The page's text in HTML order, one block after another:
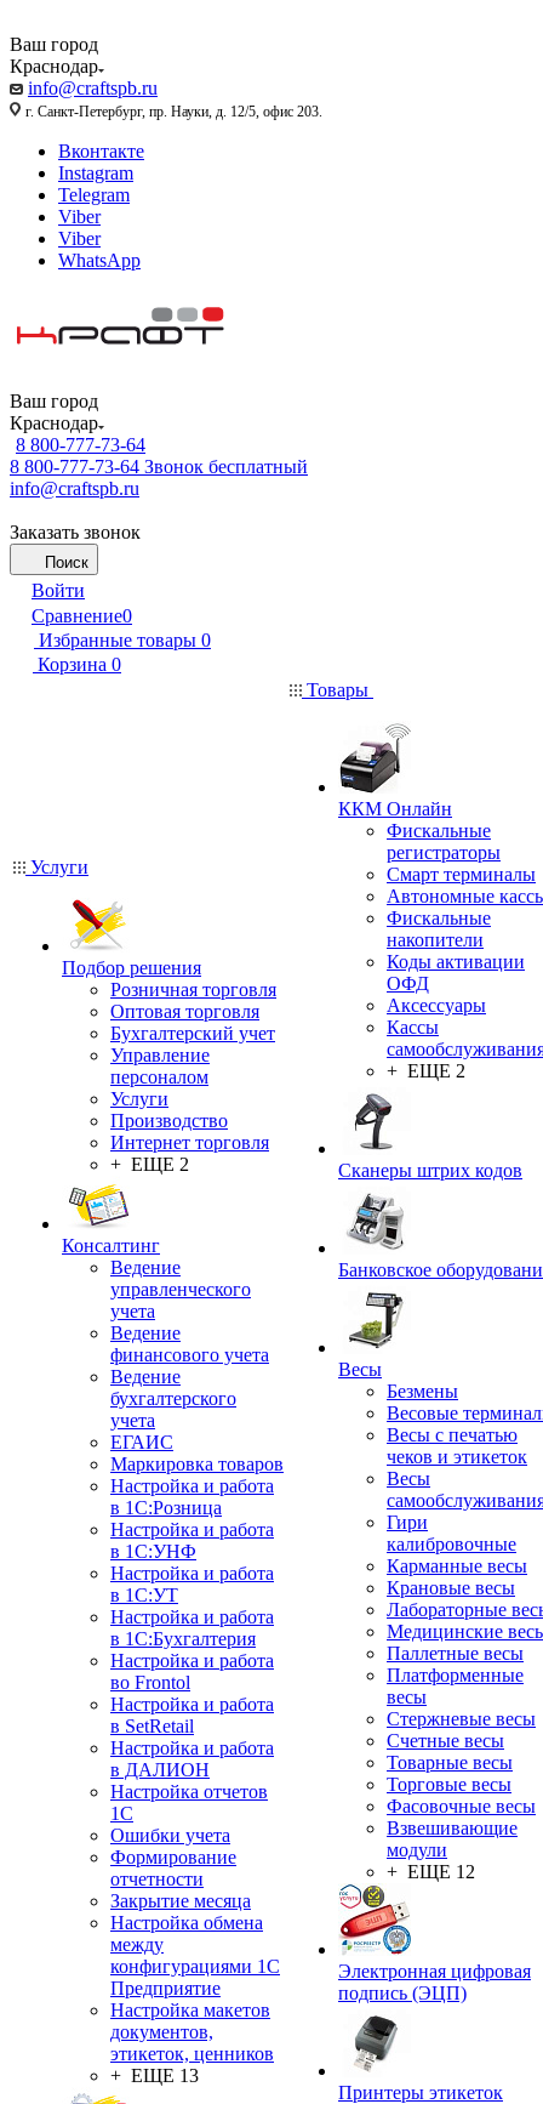
Ваш город
Краснодар
info@craftspb.ru
г. Санкт-Петербург, пр. Науки, д. 12/5, офис 203.
Вконтакте
Instagram
Telegram
Viber
Viber
WhatsApp
Ваш город
Краснодар
8 800-777-73-64
8 800-777-73-64 Звонок бесплатный
info@craftspb.ru
Заказать звонок
Поиск
Войти
Сравнение0
Избранные товары 0
Корзина 0
Услуги
Подбор решения
Розничная торговля
Оптовая торговля
Бухгалтерский учет
Управление
персоналом
Услуги
Производство
Интернет торговля
+ ЕЩЕ 2
Консалтинг
Ведение
управленческого
учета
Ведение
финансового учета
Ведение
бухгалтерского
учета
ЕГАИС
Маркировка товаров
Настройка и работа
в 1С:Розница
Настройка и работа
в 1С:УНФ
Настройка и работа
в 1С:УТ
Настройка и работа
в 1С:Бухгалтерия
Настройка и работа
во Frontol
Настройка и работа
в SetRetail
Настройка и работа
в ДАЛИОН
Настройка отчетов
1С
Ошибки учета
Формирование
отчетности
Закрытие месяца
Настройка обмена
между
конфигурациями 1С
Предприятие
Настройка макетов
документов,
этикеток, ценников
+ ЕЩЕ 13
Товары
ККМ Онлайн
Фискальные
регистраторы
Смарт терминалы
Автономные
Фискальные
накопители
Коды активации
ОФД
Аксессуары
Кассы
+ ЕЩЕ 2
Сканеры штрих кодов
Банковское
Весы
Безмены
Весовые
Весы с печатью
чеков и этикеток
Весы
Гири
калибровочные
Карманные весы
Крановые весы
Лабораторные
Медицинские
Паллетные весы
Платформенные
весы
Стержневые весы
Счетные весы
Товарные весы
Торговые весы
Фасовочные весы
Взвешивающие
модули
+ ЕЩЕ 12
Электронная цифровая
подпись (ЭЦП)
Принтеры этикеток